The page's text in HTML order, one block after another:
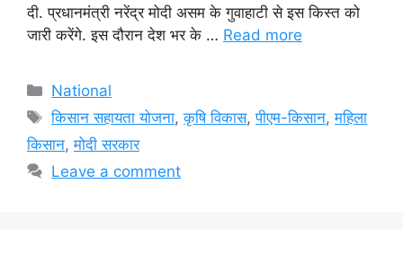
दी. प्रधानमंत्री नरेंद्र मोदी असम के गुवाहाटी से इस किस्त को
जारी करेंगे. इस दौरान देश भर के … Read more
Categories
National
Tags
किसान सहायता योजना,कृषि विकास,पीएम-किसान,महिला
किसान,मोदी सरकार
Leave a comment